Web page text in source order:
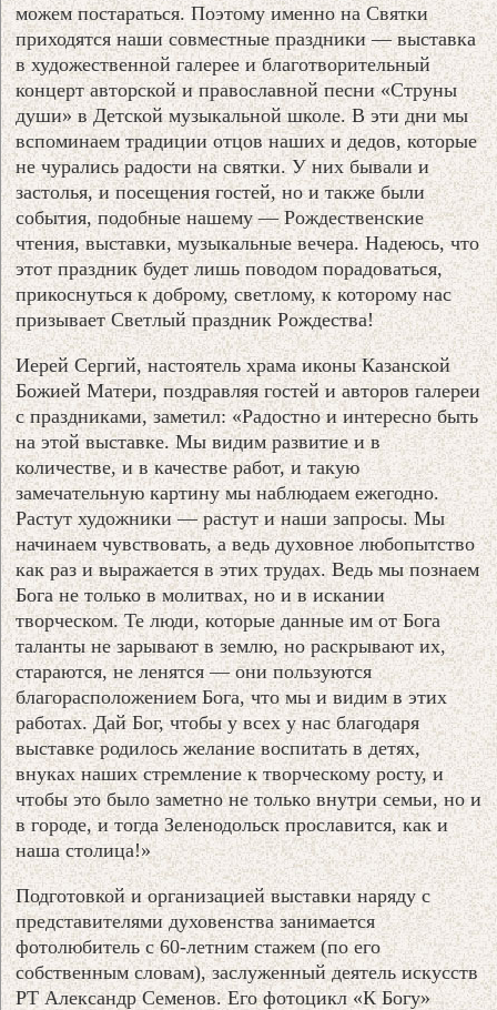
можем постараться. Поэтому именно на Святки
приходятся наши совместные праздники — выставка
в художественной галерее и благотворительный
концерт авторской и православной песни «Струны
души» в Детской музыкальной школе. В эти дни мы
вспоминаем традиции отцов наших и дедов, которые
не чурались радости на святки. У них бывали и
застолья, и посещения гостей, но и также были
события, подобные нашему — Рождественские
чтения, выставки, музыкальные вечера. Надеюсь, что
этот праздник будет лишь поводом порадоваться,
прикоснуться к доброму, светлому, к которому нас
призывает Светлый праздник Рождества!
Иерей Сергий, настоятель храма иконы Казанской
Божией Матери, поздравляя гостей и авторов галереи
с праздниками, заметил: «Радостно и интересно быть
на этой выставке. Мы видим развитие и в
количестве, и в качестве работ, и такую
замечательную картину мы наблюдаем ежегодно.
Растут художники — растут и наши запросы. Мы
начинаем чувствовать, а ведь духовное любопытство
как раз и выражается в этих трудах. Ведь мы познаем
Бога не только в молитвах, но и в искании
творческом. Те люди, которые данные им от Бога
таланты не зарывают в землю, но раскрывают их,
стараются, не ленятся — они пользуются
благорасположением Бога, что мы и видим в этих
работах. Дай Бог, чтобы у всех у нас благодаря
выставке родилось желание воспитать в детях,
внуках наших стремление к творческому росту, и
чтобы это было заметно не только внутри семьи, но и
в городе, и тогда Зеленодольск прославится, как и
наша столица!»
Подготовкой и организацией выставки наряду с
представителями духовенства занимается
фотолюбитель с 60-летним стажем (по его
собственным словам), заслуженный деятель искусств
РТ Александр Семенов. Его фотоцикл «К Богу»